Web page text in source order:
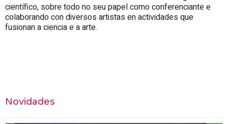
científico, sobre todo no seu papel como conferenciante e
colaborando con diversos artistas en actividades que
fusionan a ciencia e a arte.
Novidades